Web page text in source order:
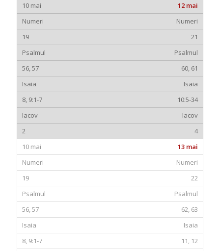
12 mai
Numeri
21
Psalmul
60, 61
Isaia
10:5-34
Iacov
4
13 mai
Numeri
22
Psalmul
62, 63
Isaia
11, 12